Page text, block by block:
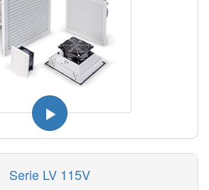
Serie LV 115V